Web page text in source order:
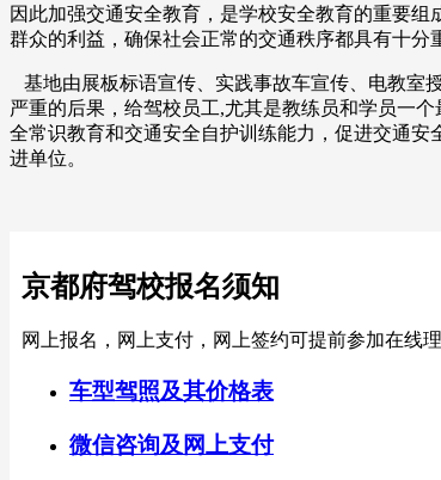
因此加强交通安全教育，是学校安全教育的重要
群众的利益，确保社会正常的交通秩序都具有十分
基地由展板标语宣传、实践事故车宣传、电教室
严重的后果，给驾校员工,尤其是教练员和学员一
全常识教育和交通安全自护训练能力，促进交通
进单位。
京都府驾校报名须知
网上报名，网上支付，网上签约可提前参加在线理
车型驾照及其价格表
微信咨询及网上支付